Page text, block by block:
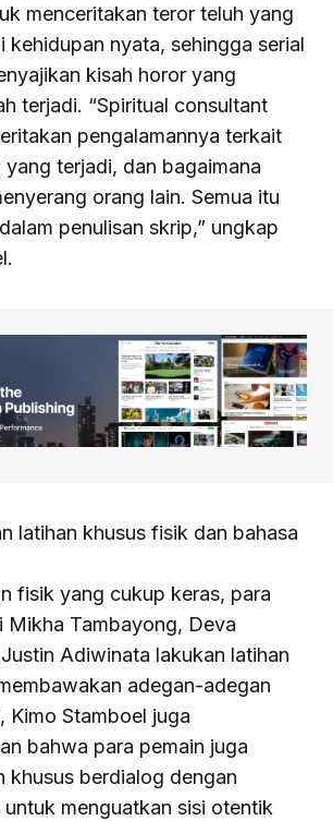
menceritakan teror teluh yang
kehidupan nyata, sehingga serial
kisah horor yang
terjadi. “Spiritual consultant
pengalamannya terkait
yang terjadi, dan bagaimana
orang lain. Semua itu
penulisan skrip,” ungkap
latihan khusus fisik dan bahasa
fisik yang cukup keras, para
Mikha Tambayong, Deva
Adiwinata lakukan latihan
adegan-adegan
Kimo Stamboel juga
bahwa para pemain juga
khusus berdialog dengan
untuk menguatkan sisi otentik